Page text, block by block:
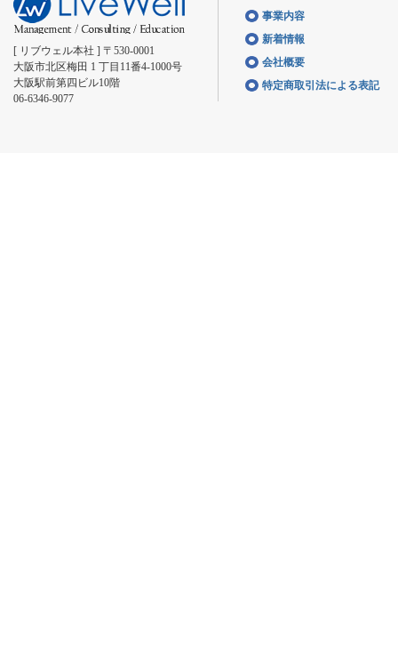
[ リブウェル本社 ] 〒530-0001
大阪市北区梅田 1 丁目11番4-1000号
大阪駅前第四ビル10階
06-6346-9077
事業内容
新着情報
会社概要
特定商取引法による表記